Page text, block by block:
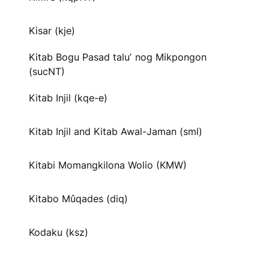
Kisar (kje)
Kitab Bogu Pasad taluʼ nog Mikpongon
(sucNT)
Kitab Injil (kqe-e)
Kitab Injil and Kitab Awal-Jaman (sml)
Kitabi Momangkilona Wolio (KMW)
Kitabo Mûqades (diq)
Kodaku (ksz)